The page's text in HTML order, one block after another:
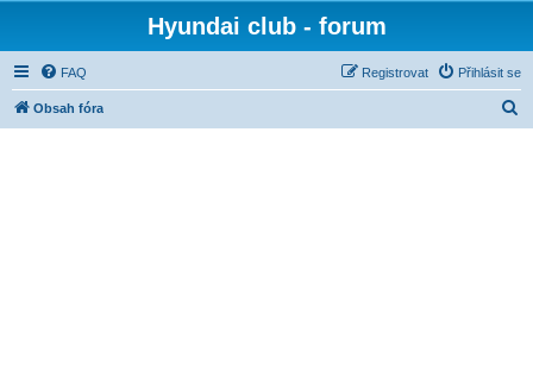
Hyundai club - forum
FAQ Přihlásit se
Registrovat
Obsah fóra